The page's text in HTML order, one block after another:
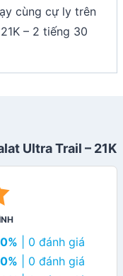
cùng cự ly trên
– 2 tiếng 30
Ultra Trail – 21K
0% | 0 đánh giá
0% | 0 đánh giá